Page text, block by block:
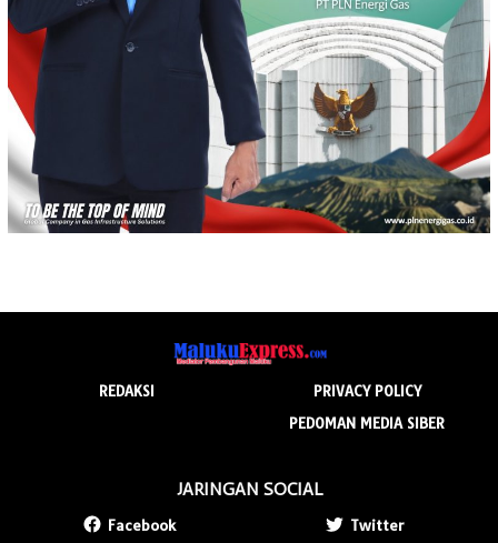
REDAKSI
PRIVACY POLICY
PEDOMAN MEDIA SIBER
JARINGAN SOCIAL
Facebook
Twitter